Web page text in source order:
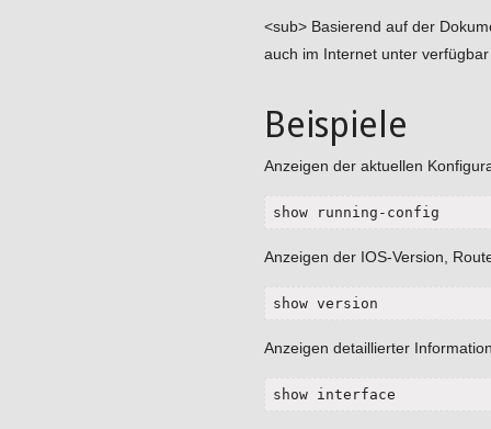
<sub> Basierend auf der
auch im Internet unter
Beispiele
Anzeigen der aktuellen
show running-config
Anzeigen der IOS-Version,
show version
Anzeigen detaillierter
show interface